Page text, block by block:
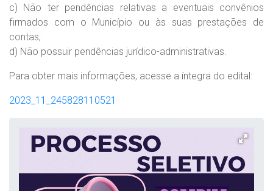
c) Não ter pendências relativas a eventuais convênios
firmados com o Município ou às suas prestações de
contas;
d) Não possuir pendências jurídico-administrativas.
Para obter mais informações, acesse a íntegra do edital:
2023_11_245828110521